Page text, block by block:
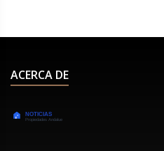
ACERCA DE